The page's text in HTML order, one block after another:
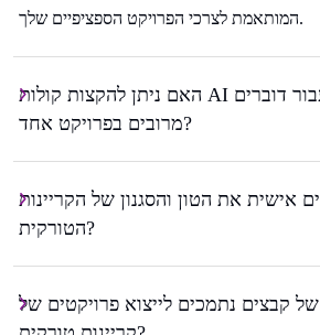
המותאמת לצרכי הפרויקט הספציפיים שלך.
האם ניתן להקצות קולות AI שונים בטורקית עבור דוברים
מרובים בפרויקט אחד?
אישית את הטון והסגנון של הקריינות
הטורקית?
קבצים נתמכים לייצוא פרויקטים של